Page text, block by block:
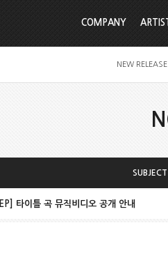
COMPANY
NEW RELEASE
SUBJECT
타이틀 곡 뮤직비디오 공개 안내